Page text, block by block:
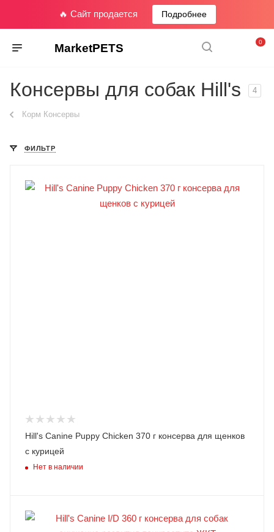
🔥 Сайт продается Подробнее
MarketPETS 0
Консервы для собак Hill's 4
Корм Консервы
ФИЛЬТР
Hill's Canine Puppy Chicken 370 г консерва для щенков
с курицей
Нет в наличии